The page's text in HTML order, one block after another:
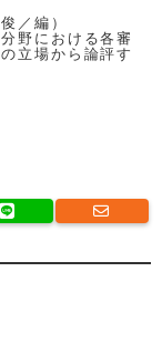
／編）
野における各審
立場から論評す